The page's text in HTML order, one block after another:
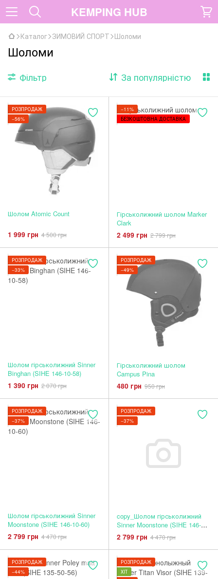
KEMPING HUB
Каталог ЗИМОВИЙ СПОРТ Шоломи
Шоломи
Фільтр За популярністю
РОЗПРОДАЖ
−56%
Шолом Atomic Count
1 999 грн 4 500 грн
−11%
БЕЗКОШТОВНА ДОСТАВКА
Гірськолижний шолом Marker
Clark
2 499 грн 2 799 грн
РОЗПРОДАЖ
−33%
Шолом гірськолижний Sinner
Binghan (SIHE 146-10-58)
1 390 грн 2 070 грн
РОЗПРОДАЖ
−49%
Гірськолижний шолом
Campus Pina
480 грн 950 грн
РОЗПРОДАЖ
−37%
Шолом гірськолижний Sinner
Moonstone (SIHE 146-10-60)
2 799 грн 4 470 грн
РОЗПРОДАЖ
−37%
copy_Шолом гірськолижний
Sinner Moonstone (SIHE 146-30-
58)
2 799 грн 4 470 грн
РОЗПРОДАЖ
−44%
РОЗПРОДАЖ
ХІТ